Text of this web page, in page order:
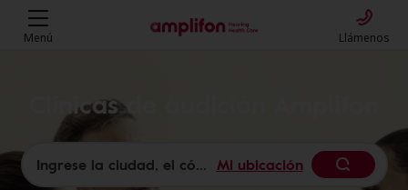
Menú Llámenos
Clínicas de audición Amplifon
Mi ubicación